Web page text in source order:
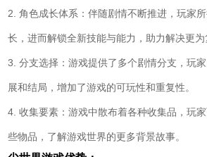
2. 角色成长体系：伴随剧情不断推进，玩家
长，进而解锁全新技能与能力，助力解决更为
3. 分支选择：游戏提供了多个剧情分支，玩
展和结局，增加了游戏的可玩性和重复性。
4. 收集要素：游戏中散布着各种收集品，玩
些物品，了解游戏世界的更多背景故事。